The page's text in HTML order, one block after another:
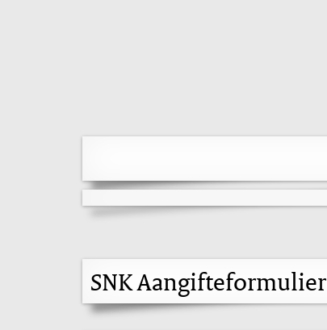
SNK Aangifteformulier